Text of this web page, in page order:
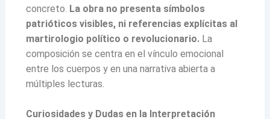
concreto. La obra no presenta símbolos
patrióticos visibles, ni referencias explícitas al
martirologio político o revolucionario. La
composición se centra en el vínculo emocional
entre los cuerpos y en una narrativa abierta a
múltiples lecturas.
Curiosidades y Dudas en la Interpretación